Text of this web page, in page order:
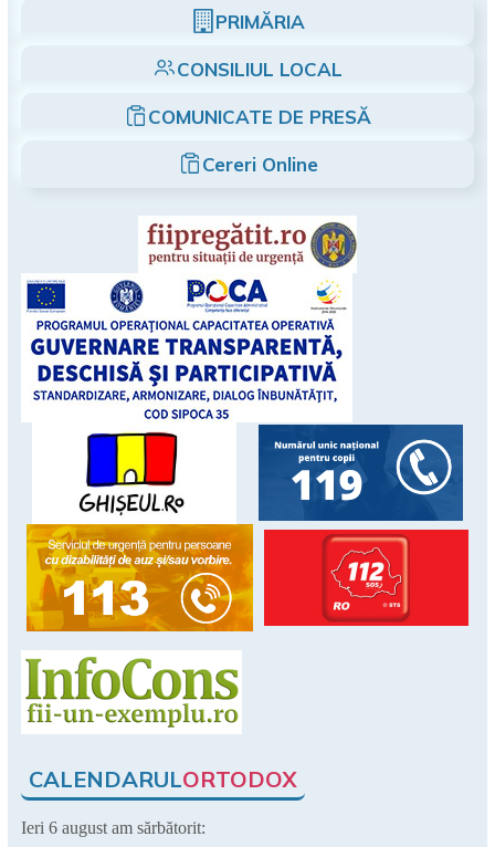
PRIMĂRIA
CONSILIUL LOCAL
COMUNICATE DE PRESĂ
Cereri Online
CALENDARULORTODOX